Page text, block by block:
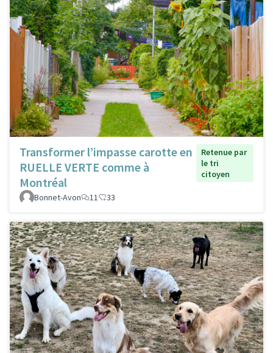
Transformer l’impasse carotte en
RUELLE VERTE comme à
Montréal
Retenue par
le tri
citoyen
Bonnet-Avon 11 33